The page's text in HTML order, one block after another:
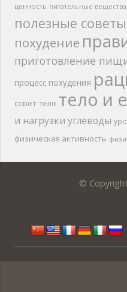
ценность питательные вещества
полезные советы
похудение
приготовление
процесс похудения
совет тело тело и
и нагрузки углеводы
физическая активность
©